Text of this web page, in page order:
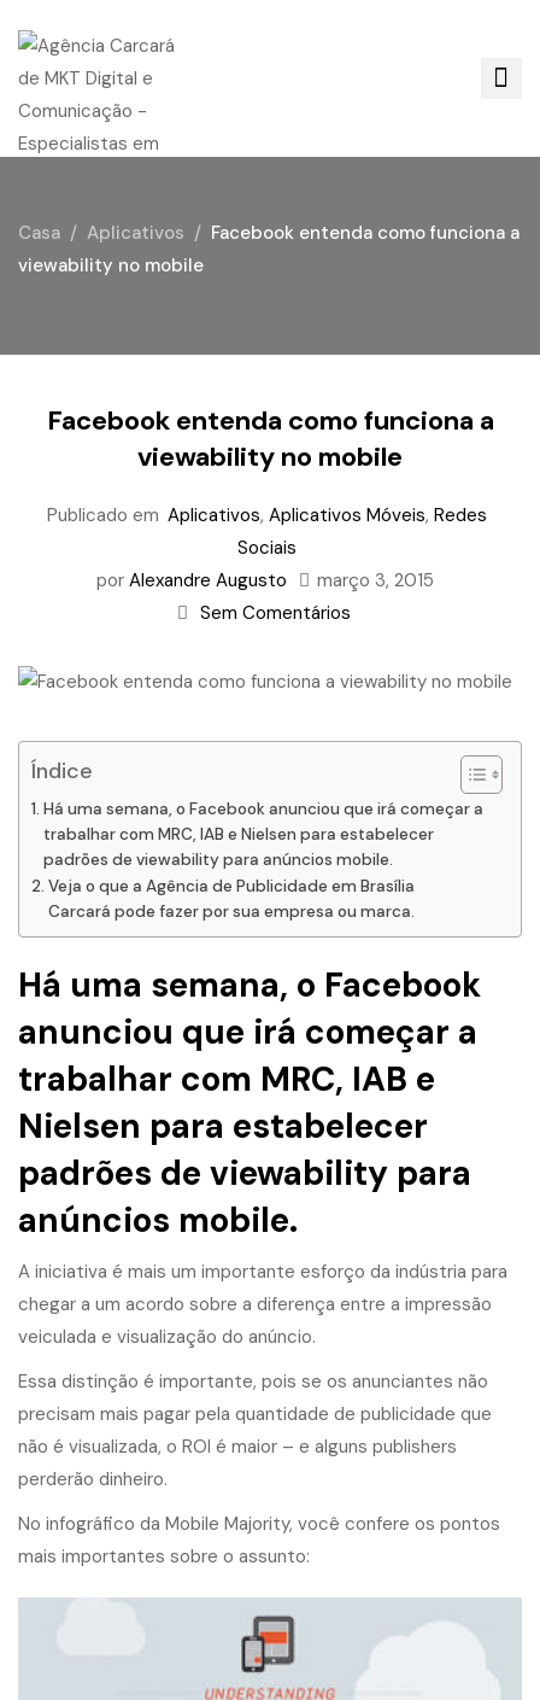
Casa Aplicativos
Facebook entenda como funciona a
viewability no mobile
Facebook entenda como funciona a
viewability no mobile
Publicado em Aplicativos, Aplicativos Móveis, Redes
Sociais
por Alexandre Augusto
março 3, 2015
Sem Comentários
Índice
Há uma semana, o Facebook anunciou que irá começar a
trabalhar com MRC, IAB e Nielsen para estabelecer
padrões de viewability para anúncios mobile.
Veja o que a Agência de Publicidade em Brasília
Carcará pode fazer por sua empresa ou marca.
Há uma semana, o Facebook
anunciou que irá começar a
trabalhar com MRC, IAB e
Nielsen para estabelecer
padrões de viewability para
anúncios mobile.
A iniciativa é mais um importante esforço da indústria para
chegar a um acordo sobre a diferença entre a impressão
veiculada e visualização do anúncio.
Essa distinção é importante, pois se os anunciantes não
precisam mais pagar pela quantidade de publicidade que
não é visualizada, o ROI é maior – e alguns publishers
perderão dinheiro.
No infográfico da Mobile Majority, você confere os pontos
mais importantes sobre o assunto: